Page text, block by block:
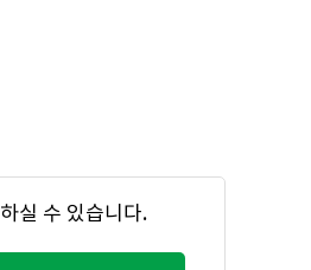
하실 수 있습니다.